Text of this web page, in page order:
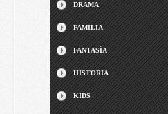
DRAMA
FAMILIA
FANTASÍA
HISTORIA
KIDS